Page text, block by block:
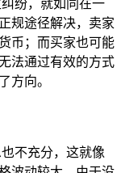
纷，就如同在一
规途径解决，卖家
币；而买家也可能
法通过有效的方式
方向。
不充分，这就像